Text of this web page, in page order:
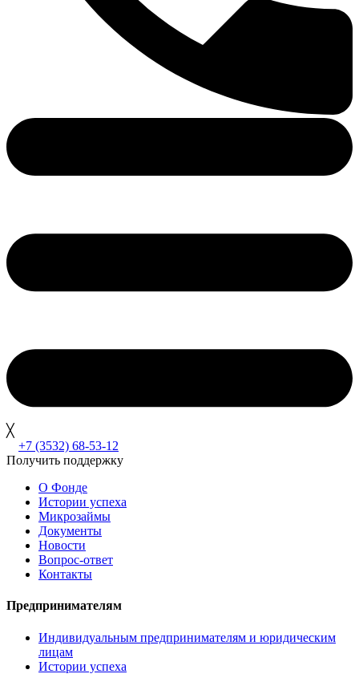
╳
+7 (3532) 68-53-12
Получить поддержку
О Фонде
Истории успеха
Микрозаймы
Документы
Новости
Вопрос-ответ
Контакты
Предпринимателям
Индивидуальным предпринимателям и юридическим
лицам
Истории успеха